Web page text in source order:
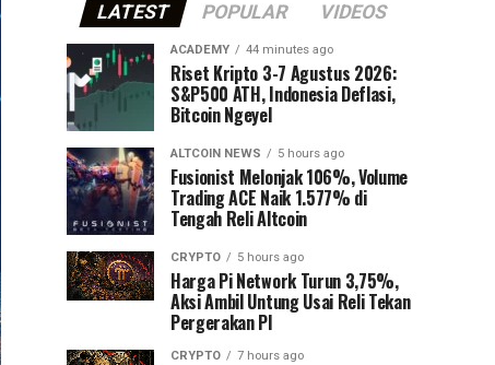
LATEST POPULAR VIDEOS
ACADEMY 44 minutes ago
Riset Kripto 3-7 Agustus 2026:
S&P500 ATH, Indonesia Deflasi,
Bitcoin Ngeyel
ALTCOIN NEWS 5 hours ago
Fusionist Melonjak 106%, Volume
Trading ACE Naik 1.577% di
Tengah Reli Altcoin
CRYPTO 5 hours ago
Harga Pi Network Turun 3,75%,
Aksi Ambil Untung Usai Reli Tekan
Pergerakan PI
CRYPTO 7 hours ago